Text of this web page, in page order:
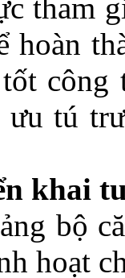
tham
hoàn
công
ưu tú
khai
bộ
hoạt